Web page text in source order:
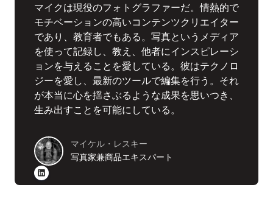
マイクは現役のフォトグラファーだ。情熱的で
モチベーションの高いコンテンツクリエイター
であり、教育者でもある。写真というメディア
を使って記録し、教え、他者にインスピレーシ
ョンを与えることを愛している。彼はテクノロ
ジーを愛し、最新のツールで編集を行う。それ
が本当に心を揺さぶるような成果を思いつき、
生み出すことを可能にしている。
マイケル・レスキー
写真家兼商品エキスパート